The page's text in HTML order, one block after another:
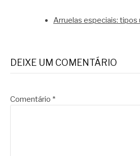
Arruelas especiais: tipos
DEIXE UM COMENTÁRIO
Comentário *